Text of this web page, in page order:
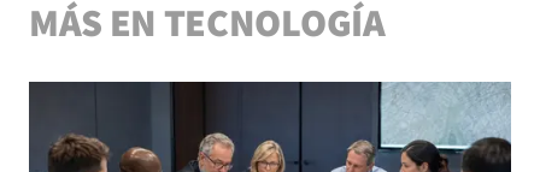
MÁS EN TECNOLOGÍA